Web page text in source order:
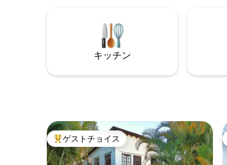
キッチン
大好評のゲストチョイスです。
ゲストチョイス